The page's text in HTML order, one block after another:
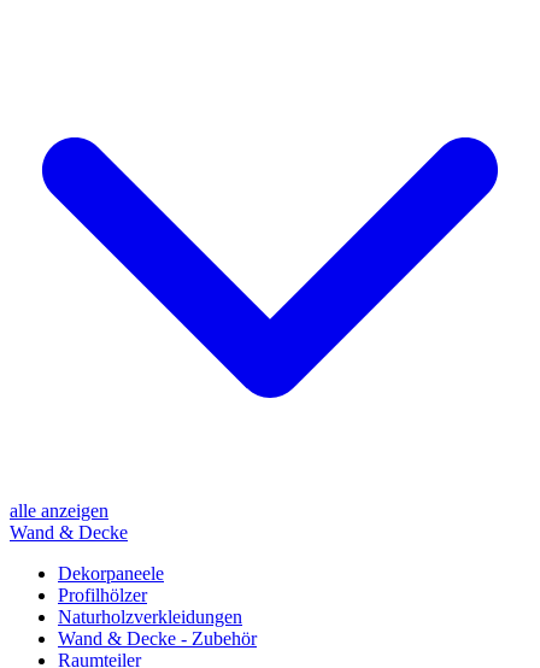
alle anzeigen
Wand & Decke
Dekorpaneele
Profilhölzer
Naturholzverkleidungen
Wand & Decke - Zubehör
Raumteiler